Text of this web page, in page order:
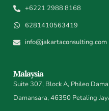
+6221 2988 8168
6281410563419
info@jakartaconsulting.com
Malaysia
Suite 307, Block A, Phileo
Damansara, 46350 Petaling